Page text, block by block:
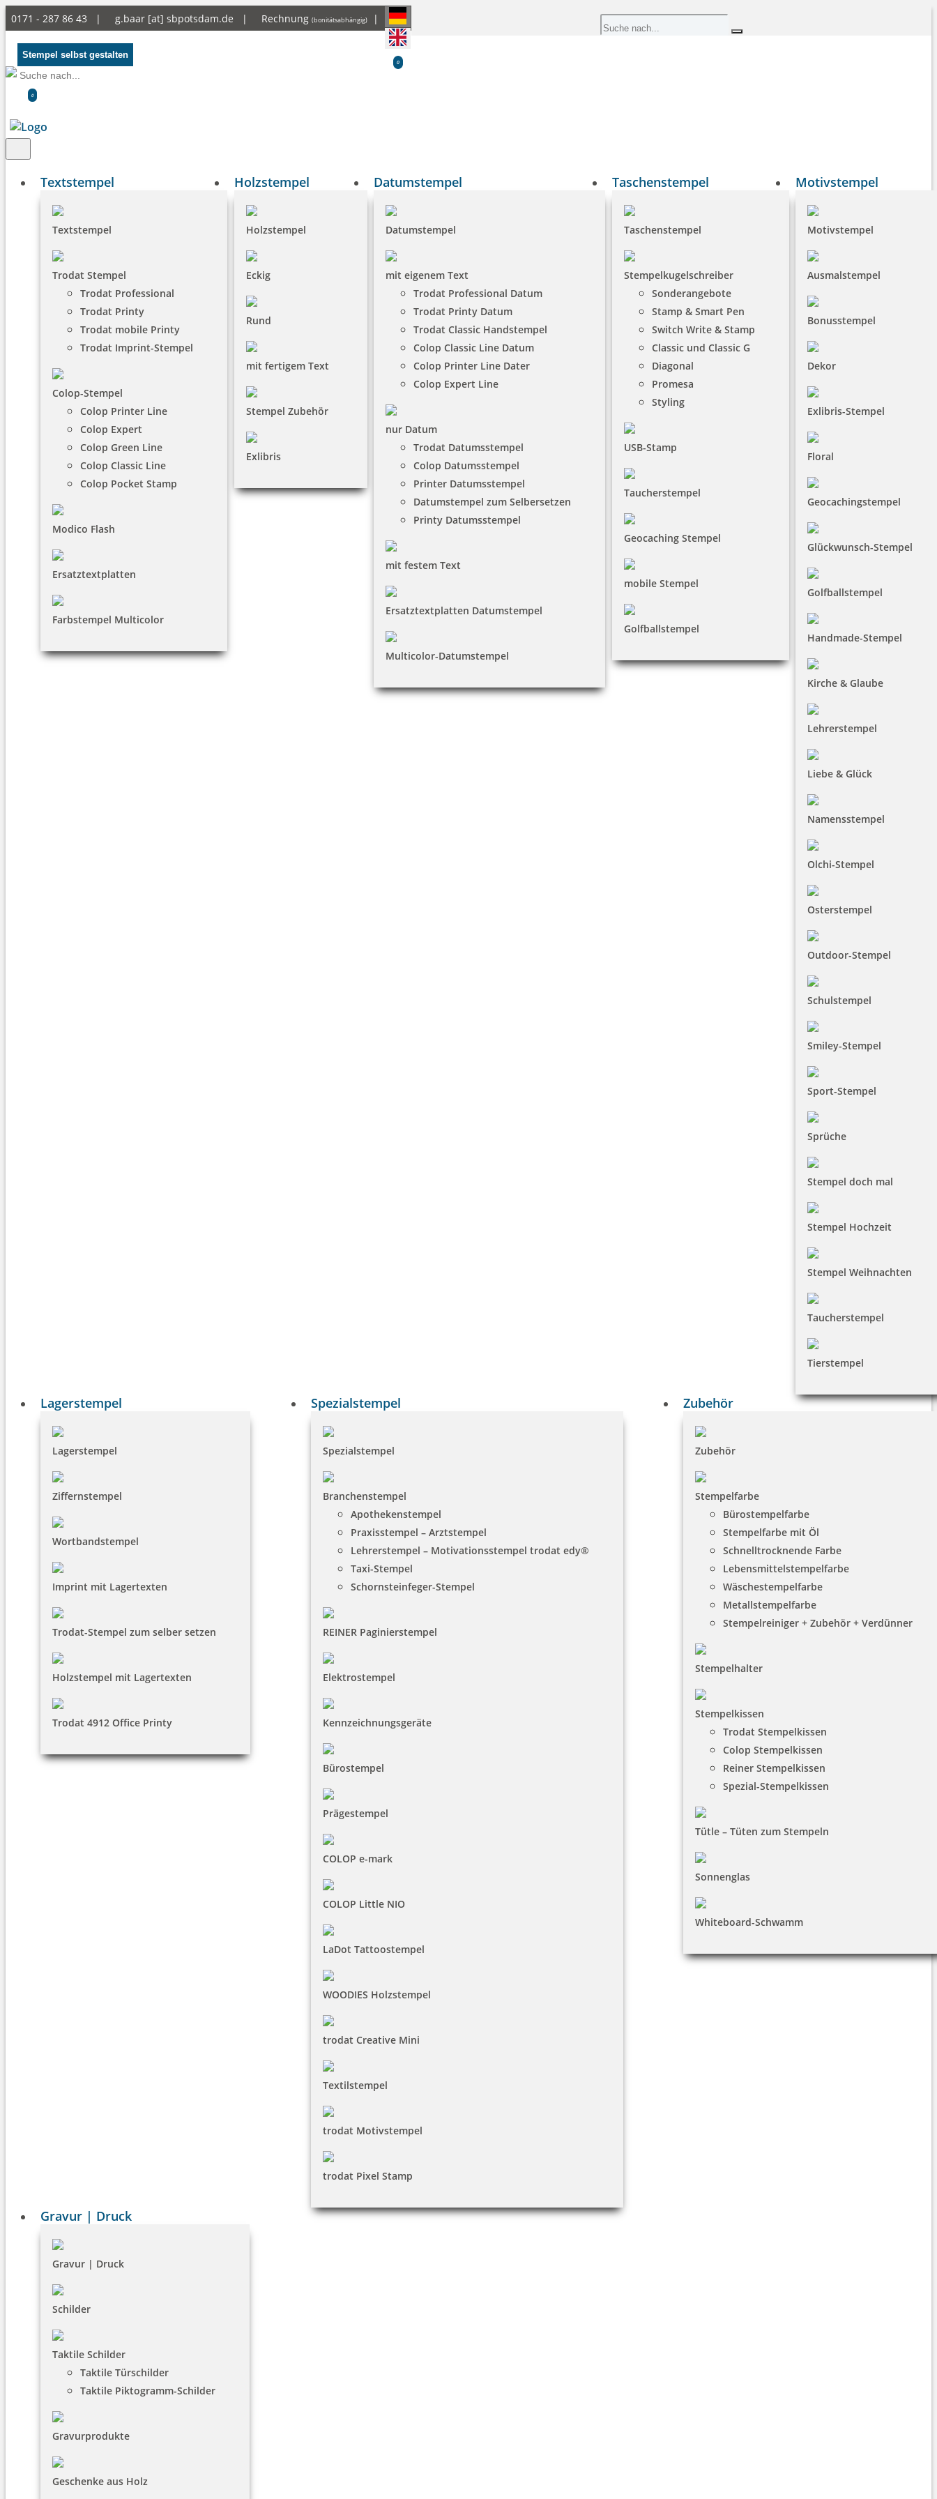
0171 - 287 86 43 | g.baar [at] sbpotsdam.de | Rechnung (bonitätsabhängig) |
0
Stempel selbst gestalten
0
Textstempel
Textstempel
Trodat Stempel
Trodat Professional
Trodat Printy
Trodat mobile Printy
Trodat Imprint-Stempel
Colop-Stempel
Colop Printer Line
Colop Expert
Colop Green Line
Colop Classic Line
Colop Pocket Stamp
Modico Flash
Ersatztextplatten
Farbstempel Multicolor
Holzstempel
Holzstempel
Eckig
Rund
mit fertigem Text
Stempel Zubehör
Exlibris
Datumstempel
Datumstempel
mit eigenem Text
Trodat Professional Datum
Trodat Printy Datum
Trodat Classic Handstempel
Colop Classic Line Datum
Colop Printer Line Dater
Colop Expert Line
nur Datum
Trodat Datumsstempel
Colop Datumsstempel
Printer Datumsstempel
Datumstempel zum Selbersetzen
Printy Datumsstempel
mit festem Text
Ersatztextplatten Datumstempel
Multicolor-Datumstempel
Taschenstempel
Taschenstempel
Stempelkugelschreiber
Sonderangebote
Stamp & Smart Pen
Switch Write & Stamp
Classic und Classic G
Diagonal
Promesa
Styling
USB-Stamp
Taucherstempel
Geocaching Stempel
mobile Stempel
Golfballstempel
Motivstempel
Motivstempel
Ausmalstempel
Bonusstempel
Dekor
Exlibris-Stempel
Floral
Geocachingstempel
Glückwunsch-Stempel
Golfballstempel
Handmade-Stempel
Kirche & Glaube
Lehrerstempel
Liebe & Glück
Namensstempel
Olchi-Stempel
Osterstempel
Outdoor-Stempel
Schulstempel
Smiley-Stempel
Sport-Stempel
Sprüche
Stempel doch mal
Stempel Hochzeit
Stempel Weihnachten
Taucherstempel
Tierstempel
Lagerstempel
Lagerstempel
Ziffernstempel
Wortbandstempel
Imprint mit Lagertexten
Trodat-Stempel zum selber setzen
Holzstempel mit Lagertexten
Trodat 4912 Office Printy
Spezialstempel
Spezialstempel
Branchenstempel
Apothekenstempel
Praxisstempel – Arztstempel
Lehrerstempel – Motivationsstempel trodat edy®
Taxi-Stempel
Schornsteinfeger-Stempel
REINER Paginierstempel
Elektrostempel
Kennzeichnungsgeräte
Bürostempel
Prägestempel
COLOP e-mark
COLOP Little NIO
LaDot Tattoostempel
WOODIES Holzstempel
trodat Creative Mini
Textilstempel
trodat Motivstempel
trodat Pixel Stamp
Zubehör
Zubehör
Stempelfarbe
Bürostempelfarbe
Stempelfarbe mit Öl
Schnelltrocknende Farbe
Lebensmittelstempelfarbe
Wäschestempelfarbe
Metallstempelfarbe
Stempelreiniger + Zubehör + Verdünner
Stempelhalter
Stempelkissen
Trodat Stempelkissen
Colop Stempelkissen
Reiner Stempelkissen
Spezial-Stempelkissen
Tütle – Tüten zum Stempeln
Sonnenglas
Whiteboard-Schwamm
Gravur | Druck
Gravur | Druck
Schilder
Taktile Schilder
Taktile Türschilder
Taktile Piktogramm-Schilder
Gravurprodukte
Geschenke aus Holz